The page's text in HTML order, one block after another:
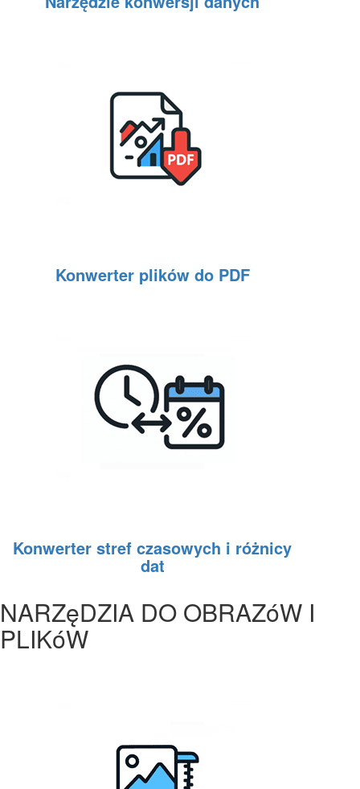
Konwerter plików do PDF
Konwerter stref czasowych i różnicy
dat
NARZęDZIA DO OBRAZóW I
PLIKóW